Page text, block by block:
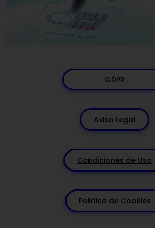
GDPR
Aviso Legal
Condiciones de Uso
Política de Cookies